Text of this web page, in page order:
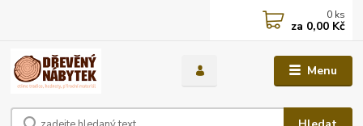
Menu
0 ks
za 0,00 Kč